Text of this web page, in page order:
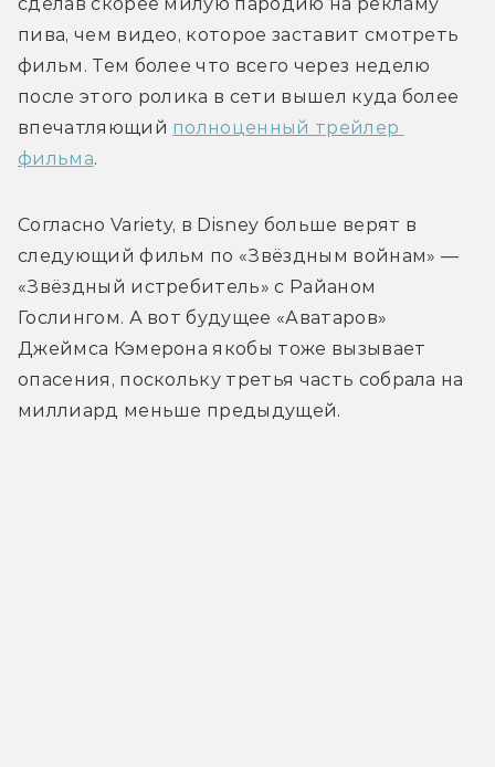
пива, чем видео, которое заставит смотреть
фильм. Тем более что всего через неделю
после этого ролика в сети вышел куда более
впечатляющий полноценный трейлер
фильма
Согласно Variety, в Disney больше верят в
следующий фильм по «Звёздным войнам» —
«Звёздный истребитель» с Райаном
Гослингом. А вот будущее «Аватаров»
Джеймса Кэмерона якобы тоже вызывает
опасения, поскольку третья часть собрала на
миллиард меньше предыдущей.